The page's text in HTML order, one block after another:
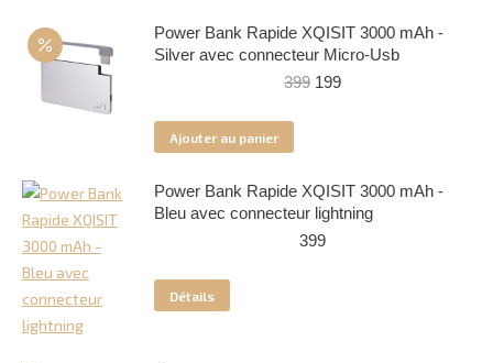
Power Bank Rapide XQISIT 3000 mAh -
Silver avec connecteur Micro-Usb
399 Le
199Le
Ajouter au panier
Power Bank Rapide XQISIT 3000 mAh -
Bleu avec connecteur lightning
399
Détails